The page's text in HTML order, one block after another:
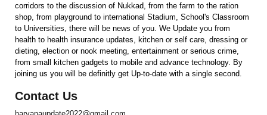
corridors to the discussion of Nukkad, from the farm to the ration
shop, from playground to international Stadium, School's Classroom
to Universities, there will be news of you. We Update you from
health to health insurance updates, kitchen or self care, dressing or
dieting, election or nook meeting, entertainment or serious crime,
from small kitchen gadgets to mobile and advance technology. By
joining us you will be definitly get Up-to-date with a single second.
Contact Us